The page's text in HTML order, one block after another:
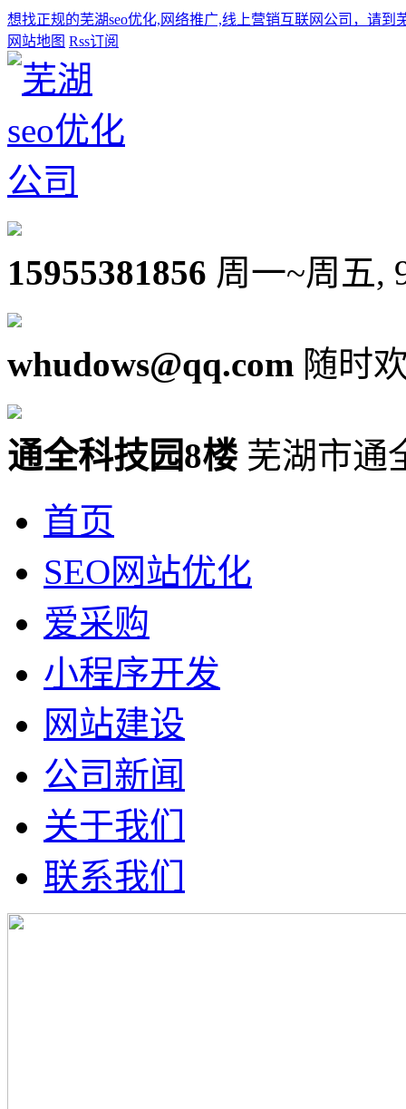
想找正规的芜湖seo优化,网络推广,线上营销互联网公司，请到
网站地图 Rss订阅
15955381856 周一~周五,
whudows@qq.com 随时
通全科技园8楼 芜湖市通
首页
SEO网站优化
爱采购
小程序开发
网站建设
公司新闻
关于我们
联系我们